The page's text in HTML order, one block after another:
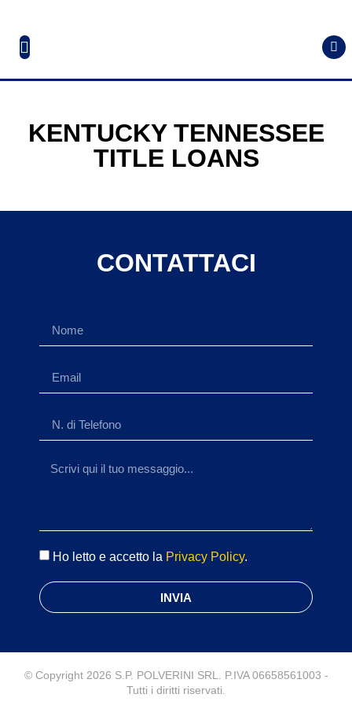
KENTUCKY TENNESSEE
TITLE LOANS
CONTATTACI
Ho letto e accetto la Privacy Policy.
INVIA
© Copyright 2026 S.P. POLVERINI SRL. P.IVA 06658561003 -
Tutti i diritti riservati.